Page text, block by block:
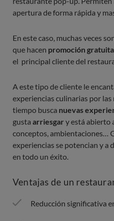
apertura de forma rápida y
En este caso, muchas veces
que hacen promoción gratuita
el principal cliente del
A este tipo de cliente le
experiencias culinarias por las
tiempo busca nuevas
gusta arriesgar y está abierto
conceptos, ambientaciones…
experiencias se potencian y a
en todo un éxito.
Ventajas de un
Reducción significativa